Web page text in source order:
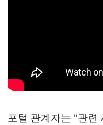
포털 관계자는 “관련